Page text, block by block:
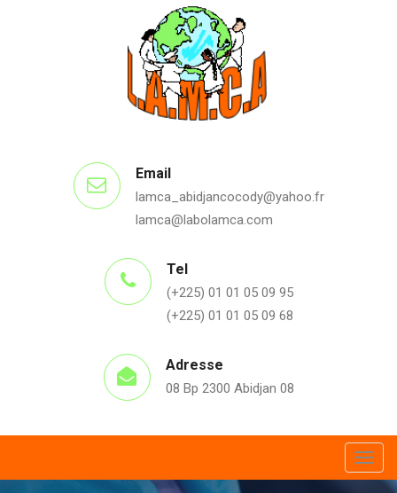
Email
lamca_abidjancocody@yahoo.fr
lamca@labolamca.com
Tel
(+225) 01 01 05 09 95
(+225) 01 01 05 09 68
Adresse
08 Bp 2300 Abidjan 08